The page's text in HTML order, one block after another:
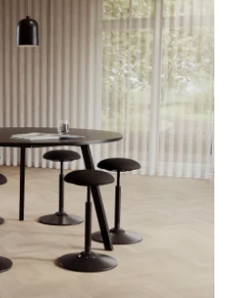
Viggo Tafelblad van spaanplaat
van gepoedercoat metaal.
en rugleuning van stijlvolle,
zithoogte. Vaste
– vergrendelbaar in
van 60 mm.Creëer een stijlvol
en zes comfortabele Ergo
waarbij de ronde tafel uitnodigt
met 6 zitplaatsen. Ergo
tijdens langere
voor elke kantooromgeving.